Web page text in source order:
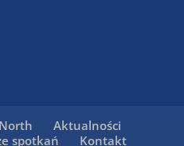
Aktualności
spotkań Kontakt